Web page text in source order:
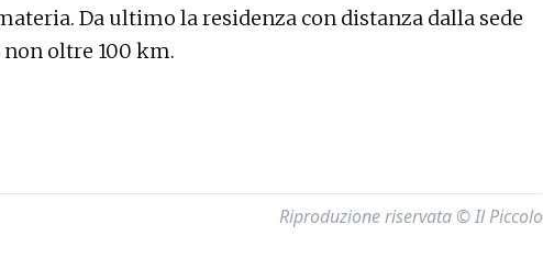
Da ultimo la residenza con distanza dalla sede
oltre 100 km.
Riproduzione riservata © Il Piccolo